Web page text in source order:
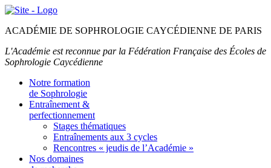
ACADÉMIE DE SOPHROLOGIE CAYCÉDIENNE DE PARIS
L'Académie est reconnue par la Fédération Française des Écoles de
Sophrologie Caycédienne
Notre formation
de Sophrologie
Entraînement &
perfectionnement
Stages thématiques
Entraînements aux 3 cycles
Rencontres « jeudis de l’Académie »
Nos domaines